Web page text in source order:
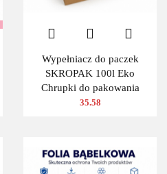
Wypełniacz do paczek
SKROPAK 100l Eko
Chrupki do pakowania
35.58